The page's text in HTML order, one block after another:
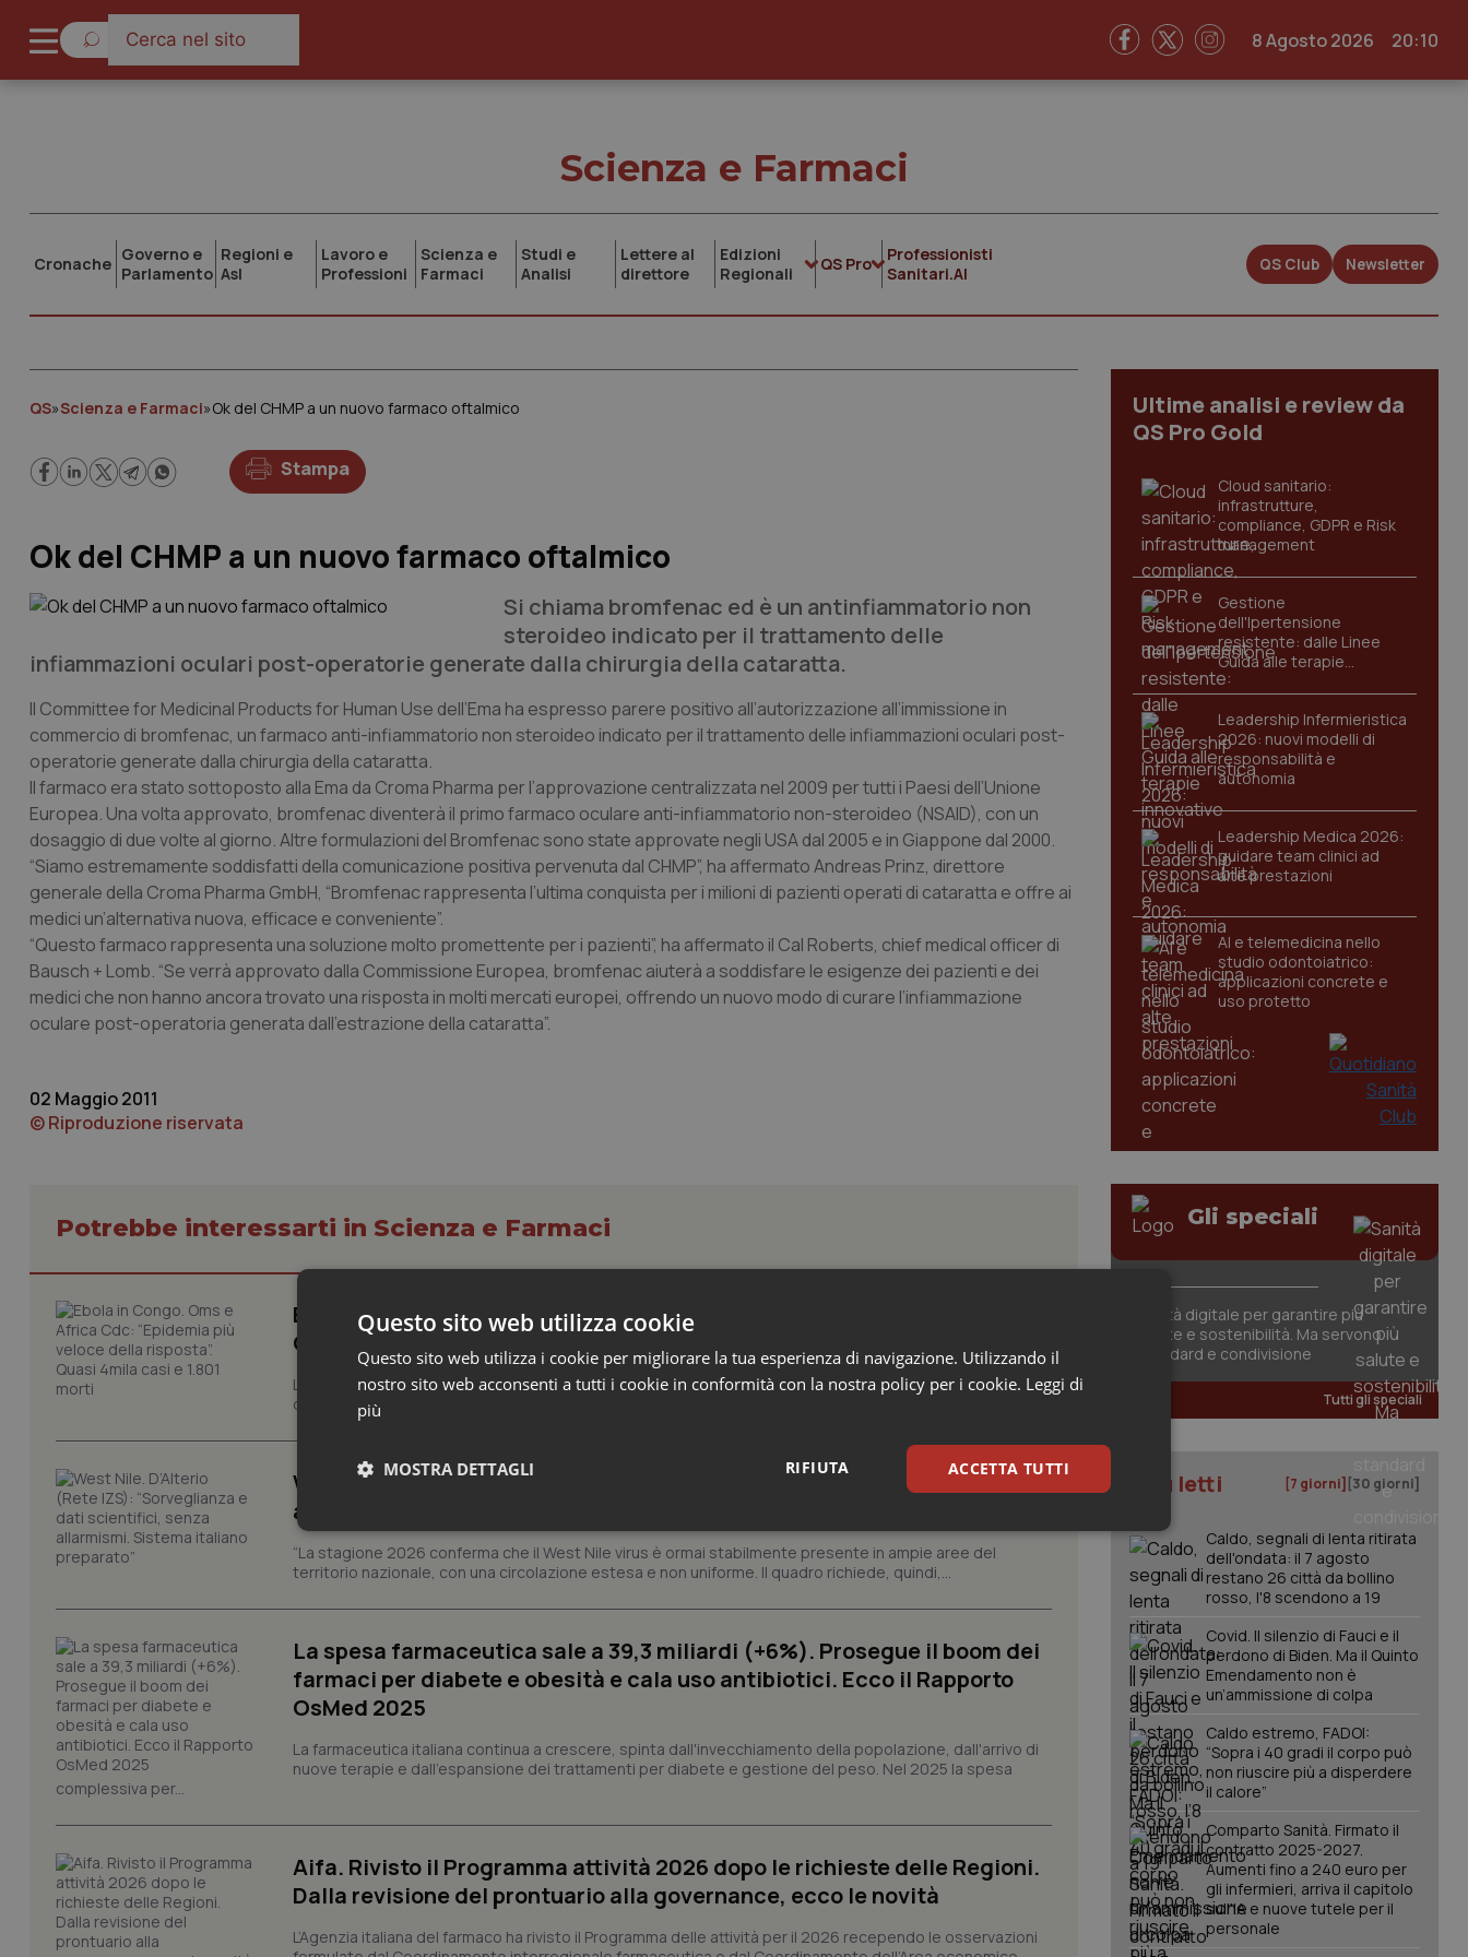
8 Agosto 2026 20:10
Scienza e Farmaci
Cronache Governo e
Parlamento
Regioni e
Asl
Lavoro e
Professioni
Scienza e
Farmaci
Studi e
Analisi
Lettere al
direttore
Edizioni
Regionali
QS Pro
Professionisti
Sanitari.AI
QS Club Newsletter
QS»Scienza e Farmaci»Ok del CHMP a un nuovo farmaco oftalmico
Stampa
Ok del CHMP a un nuovo farmaco oftalmico
Si chiama bromfenac ed è un antinfiammatorio non
steroideo indicato per il trattamento delle
infiammazioni oculari post-operatorie generate dalla chirurgia della cataratta.
Il Committee for Medicinal Products for Human Use dell’Ema ha espresso parere positivo all’autorizzazione all’immissione in
commercio di bromfenac, un farmaco anti-infiammatorio non steroideo indicato per il trattamento delle infiammazioni oculari post-
operatorie generate dalla chirurgia della cataratta.
Il farmaco era stato sottoposto alla Ema da Croma Pharma per l’approvazione centralizzata nel 2009 per tutti i Paesi dell’Unione
Europea. Una volta approvato, bromfenac diventerà il primo farmaco oculare anti-infiammatorio non-steroideo (NSAID), con un
dosaggio di due volte al giorno. Altre formulazioni del Bromfenac sono state approvate negli USA dal 2005 e in Giappone dal 2000.
“Siamo estremamente soddisfatti della comunicazione positiva pervenuta dal CHMP”, ha affermato Andreas Prinz, direttore
generale della Croma Pharma GmbH, “Bromfenac rappresenta l’ultima conquista per i milioni di pazienti operati di cataratta e offre ai
medici un’alternativa nuova, efficace e conveniente”.
“Questo farmaco rappresenta una soluzione molto promettente per i pazienti”, ha affermato il Cal Roberts, chief medical officer di
Bausch + Lomb. “Se verrà approvato dalla Commissione Europea, bromfenac aiuterà a soddisfare le esigenze dei pazienti e dei
medici che non hanno ancora trovato una risposta in molti mercati europei, offrendo un nuovo modo di curare l’infiammazione
oculare post-operatoria generata dall’estrazione della cataratta”.
02 Maggio 2011
© Riproduzione riservata
Potrebbe interessarti in Scienza e Farmaci
Ebola in Congo. Oms e Africa Cdc: “Epidemia più veloce della risposta”.
Quasi 4mila casi e 1.801 morti
L’epidemia di Ebola nella Repubblica Democratica del Congo continua a correre e, in alcune aree orientali
del Paese, sta avanzando più rapidamente della capacità di risposta. Al 4 agosto sono...
West Nile. D’Alterio (Rete IZS): “Sorveglianza e dati scientifici, senza
allarmismi. Sistema italiano preparato”
“La stagione 2026 conferma che il West Nile virus è ormai stabilmente presente in ampie aree del
territorio nazionale, con una circolazione estesa e non uniforme. Il quadro richiede, quindi,...
La spesa farmaceutica sale a 39,3 miliardi (+6%). Prosegue il boom dei
farmaci per diabete e obesità e cala uso antibiotici. Ecco il Rapporto
OsMed 2025
La farmaceutica italiana continua a crescere, spinta dall'invecchiamento della popolazione, dall'arrivo di
nuove terapie e dall'espansione dei trattamenti per diabete e gestione del peso. Nel 2025 la spesa
complessiva per...
Aifa. Rivisto il Programma attività 2026 dopo le richieste delle Regioni.
Dalla revisione del prontuario alla governance, ecco le novità
L’Agenzia italiana del farmaco ha rivisto il Programma delle attività per il 2026 recependo le osservazioni
Ultime analisi e review da
QS Pro Gold
Cloud sanitario:
infrastrutture,
compliance, GDPR e Risk
management
Gestione
dell'Ipertensione
resistente: dalle Linee
Guida alle terapie
innovative
Leadership Infermieristica
2026: nuovi modelli di
responsabilità e
autonomia
Leadership Medica 2026:
guidare team clinici ad
alte prestazioni
AI e telemedicina nello
studio odontoiatrico:
applicazioni concrete e
uso protetto
Gli speciali
Sanità digitale per garantire più
salute e sostenibilità. Ma servono
standard e condivisione
Tutti gli speciali
I più letti [7 giorni] [30 giorni]
Caldo, segnali di lenta ritirata
dell'ondata: il 7 agosto
restano 26 città da bollino
rosso, l'8 scendono a 19
Covid. Il silenzio di Fauci e il
perdono di Biden. Ma il Quinto
Emendamento non è
un’ammissione di colpa
Caldo estremo, FADOI:
“Sopra i 40 gradi il corpo può
non riuscire più a disperdere
il calore”
Comparto Sanità. Firmato il
contratto 2025-2027.
Aumenti fino a 240 euro per
gli infermieri, arriva il capitolo
sull'IA e nuove tutele per il
personale
Questo sito web utilizza cookie
Questo sito web utilizza i cookie per migliorare la tua esperienza di navigazione. Utilizzando il
nostro sito web acconsenti a tutti i cookie in conformità con la nostra policy per i cookie. Leggi di
più
ACCETTA TUTTI
RIFIUTA
MOSTRA DETTAGLI
Necessari Statistici Marketing
Necessari Statistici Marketing
e l'accesso alle aree protette del sito. Il sito web non è in grado di funzionare correttamente senza questi cookie.
Nome
Fornitore/ Dominio Scadenza
Descrizione
.youtube.com
settimane
scelte di consenso e privacy dell'utente per la loro
impostazioni sulla privacy, garantendo che le loro
preferenze siano onorate nelle sessioni future.
www.quotidianosanita.it
settimane
Script.com per ricordare le preferenze di consenso
sui cookie dei visitatori. È necessario che il banner